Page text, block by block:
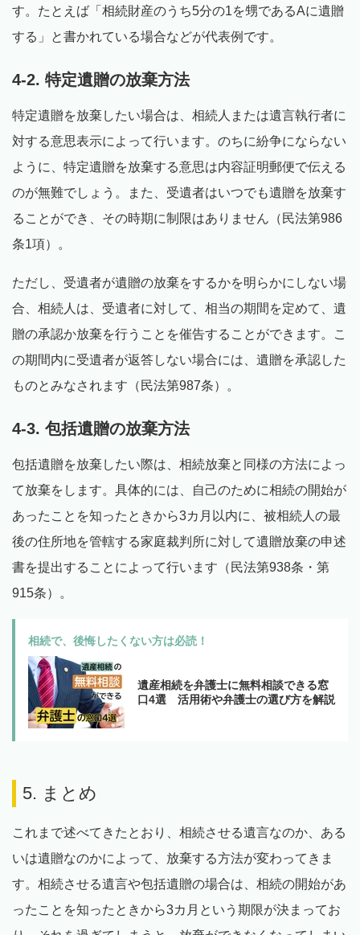
す。たとえば「相続財産のうち5分の1を甥であるAに遺贈
する」と書かれている場合などが代表例です。
4-2. 特定遺贈の放棄方法
特定遺贈を放棄したい場合は、相続人または遺言執行者に
対する意思表示によって行います。のちに紛争にならない
ように、特定遺贈を放棄する意思は内容証明郵便で伝える
のが無難でしょう。また、受遺者はいつでも遺贈を放棄す
ることができ、その時期に制限はありません（民法第986
条1項）。
ただし、受遺者が遺贈の放棄をするかを明らかにしない場
合、相続人は、受遺者に対して、相当の期間を定めて、遺
贈の承認か放棄を行うことを催告することができます。こ
の期間内に受遺者が返答しない場合には、遺贈を承認した
ものとみなされます（民法第987条）。
4-3. 包括遺贈の放棄方法
包括遺贈を放棄したい際は、相続放棄と同様の方法によっ
て放棄をします。具体的には、自己のために相続の開始が
あったことを知ったときから3カ月以内に、被相続人の最
後の住所地を管轄する家庭裁判所に対して遺贈放棄の申述
書を提出することによって行います（民法第938条・第
915条）。
相続で、後悔したくない方は必読！
遺産相続を弁護士に無料相談できる窓
口4選 活用術や弁護士の選び方を解説
5. まとめ
これまで述べてきたとおり、相続させる遺言なのか、ある
いは遺贈なのかによって、放棄する方法が変わってきま
す。相続させる遺言や包括遺贈の場合は、相続の開始があ
ったことを知ったときから3カ月という期限が決まってお